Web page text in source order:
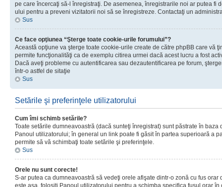
pe care încercaţi să-l înregistraţi. De asemenea, înregistrarile noi ar putea fi
ului pentru a preveni vizitatorii noi să se înregistreze. Contactaţi un
Sus
Ce face opţiunea “Şterge toate cookie-urile forumului”?
Această opţiune va şterge toate cookie-urile create de către phpBB care vă
permite funcţionalităţi ca de exemplu citirea urmei dacă acest lucru a fost
Dacă aveţi probleme cu autentificarea sau dezautentificarea pe forum,
într-o astfel de sitaţie
Sus
Setările şi preferinţele utilizatorului
Cum îmi schimb setările?
Toate setările dumneavoastră (dacă sunteţi înregistrat) sunt păstrate în baza
Panoul utilizatorului; în general un link poate fi găsit în partea superioară a
permite să vă schimbaţi toate setările şi preferinţele.
Sus
Orele nu sunt corecte!
S-ar putea ca dumneavoastră să vedeţi orele afişate dintr-o zonă cu fus orar
este aşa, folosiţi Panoul utilizatorului pentru a schimba specifica fusul orar